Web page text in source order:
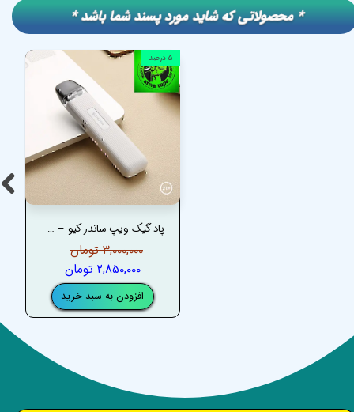
پاد گیک ویپ ساندر کیو – GEEKVAPE SONDER Q POD SYSTEM
۳,۰۰۰,۰۰۰ تومان
۲,۸۵۰,۰۰۰ تومان
افزودن به سبد خرید
۵ درصد
​​* محصولاتی که شاید مورد پسند شما باشد *